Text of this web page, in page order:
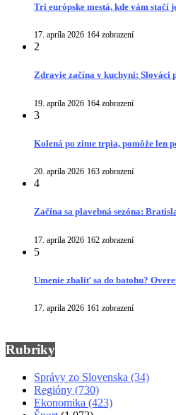
Tri európske mestá, kde vám stačí
17. apríla 2026 164 zobrazení
2
Zdravie začína v kuchyni: Slováci
19. apríla 2026 164 zobrazení
3
Kolená po zime trpia, pomôže len
20. apríla 2026 163 zobrazení
4
Začína sa plavebná sezóna:
17. apríla 2026 162 zobrazení
5
Umenie zbaliť sa do batohu?
17. apríla 2026 161 zobrazení
Rubriky
Správy zo Slovenska (34)
Regióny (730)
Ekonomika (423)